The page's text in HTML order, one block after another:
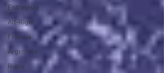
Entrevista
Alt-Right
Francia
Argentina
Rusia